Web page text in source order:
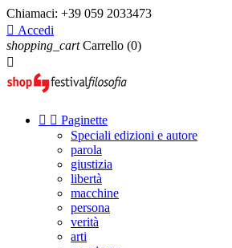
Chiamaci: +39 059 2033473
 Accedi
shopping_cart Carrello (0)

  Paginette
Speciali edizioni e autore
parola
giustizia
libertà
macchine
persona
verità
arti